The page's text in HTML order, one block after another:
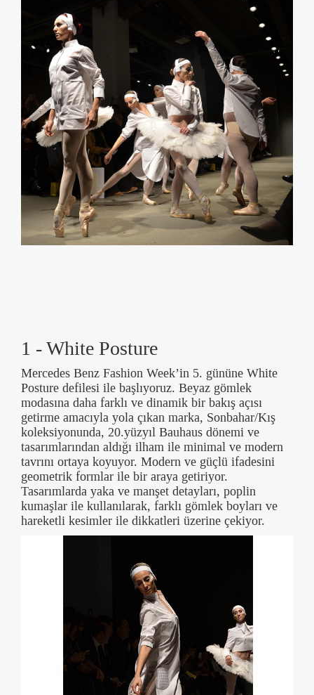
1 - White Posture
Mercedes Benz Fashion Week’in 5. gününe White
Posture defilesi ile başlıyoruz. Beyaz gömlek
modasına daha farklı ve dinamik bir bakış açısı
getirme amacıyla yola çıkan marka, Sonbahar/Kış
koleksiyonunda, 20.yüzyıl Bauhaus dönemi ve
tasarımlarından aldığı ilham ile minimal ve modern
tavrını ortaya koyuyor. Modern ve güçlü ifadesini
geometrik formlar ile bir araya getiriyor.
Tasarımlarda yaka ve manşet detayları, poplin
kumaşlar ile kullanılarak, farklı gömlek boyları ve
hareketli kesimler ile dikkatleri üzerine çekiyor.